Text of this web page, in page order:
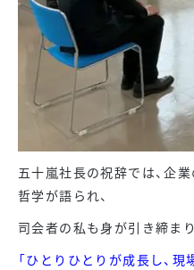
五十嵐社長の祝辞では、企
哲学が語られ、
司会者の私も身が引き締まり
「ひとりひとりが成長し、